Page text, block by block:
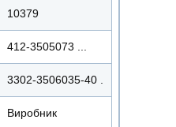
10379
412-3505073 ...
3302-3506035-40 .
Виробник